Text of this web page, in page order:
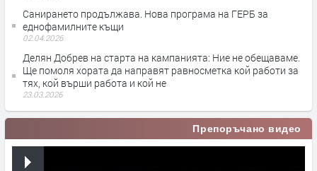
Санирането продължава. Нова програма на ГЕРБ за
еднофамилните къщи
02.04.2026
Делян Добрев на старта на кампанията: Ние не обещаваме.
Ще помоля хората да направят равносметка кой работи за
тях, кой върши работа и кой не
23.03.2026
Препоръчано видео